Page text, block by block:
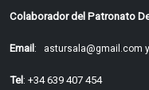
Colaborador del Patronato
Email: astursala@gmail.com y
Tel: +34 639 407 454